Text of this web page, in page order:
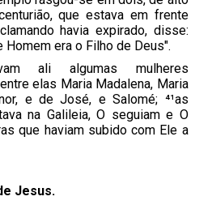
que estava em frente
havia expirado, disse:
era o Filho de Deus".
ali algumas mulheres
elas Maria Madalena, Maria
e de José, e Salomé; ⁴¹as
na Galileia, O seguiam e O
que haviam subido com Ele a
Jesus.